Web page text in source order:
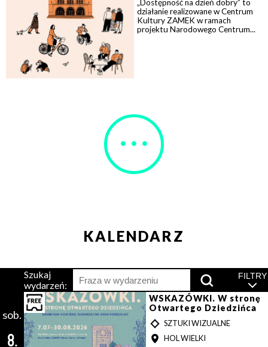
„Dostępność na dzień dobry” to
działanie realizowane w Centrum
Kultury ZAMEK w ramach
projektu Narodowego Centrum...
• • •
KALENDARZ
Szukaj
wydarzeń:
Wciśnij,
by
wyszukać
FILTRY
sob.
8.
WSKAZÓWKI. W stronę
Otwartego Dziedzińca
T
Y
P
SZTUKI WIZUALNE
MIEJSCE
HOL WIELKI